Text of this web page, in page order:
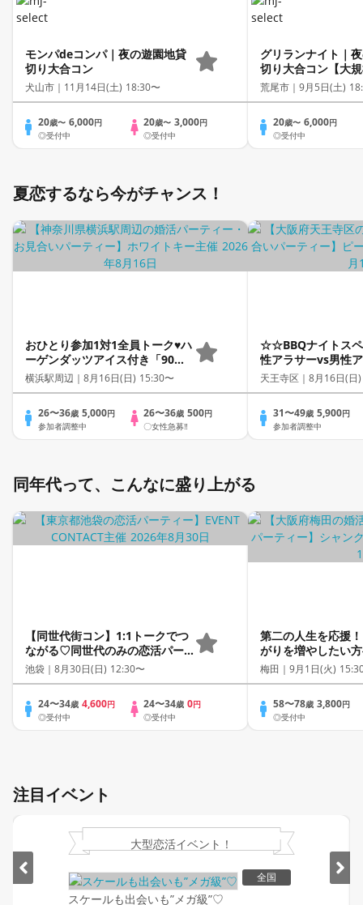
モンパdeコンパ｜夜の遊園地貸
切り大合コン
犬山市｜ 11月14日(土) 18:30〜
20歳〜 6,000円
◎受付中
20歳〜 3,000円
◎受付中
グリランナイト｜
切り大合コン【大
荒尾市｜ 9月5日(土)
20歳〜 6,000円
◎受付中
夏恋するなら今がチャンス！
おひとり参加1対1全員トーク♥ハ
ーゲンダッツアイス付き「90年
代生まれ限定♥同世代/安定職男
性」個室スタイル/WhiteKey AI
横浜駅周辺｜ 8月16日(日) 15:30〜
26〜36歳 5,000円
参加者調整中
26〜36歳 500円
〇女性急募‼
☆☆BBQナイトス
性アラサーvs男性
ラフォー☆驚愕の
み放題！！全て瓶
天王寺区｜ 8月16日(日
31〜49歳 5,900円
参加者調整中
同年代って、こんなに盛り上がる
【同世代街コン】1:1トークでつ
ながる♡同世代のみの恋活パー
ティー♡〈連絡先自由交換〉
池袋｜ 8月30日(日) 12:30〜
24〜34歳 4,600円
◎受付中
24〜34歳 0円
◎受付中
第二の人生を応援
がりを増やしたい
梅田｜ 9月1日(火)
58〜78歳 3,800円
◎受付中
注目イベント
大型恋活イベント！
全国
スケールも出会いも”メガ級”♡